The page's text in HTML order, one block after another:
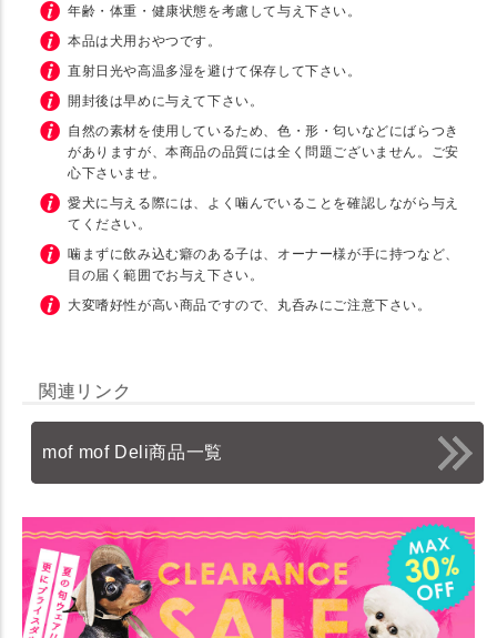
年齢・体重・健康状態を考慮して与え下さい。
本品は犬用おやつです。
直射日光や高温多湿を避けて保存して下さい。
開封後は早めに与えて下さい。
自然の素材を使用しているため、色・形・匂いなどにばらつき
がありますが、本商品の品質には全く問題ございません。ご安
心下さいませ。
愛犬に与える際には、よく噛んでいることを確認しながら与え
てください。
噛まずに飲み込む癖のある子は、オーナー様が手に持つなど、
目の届く範囲でお与え下さい。
大変嗜好性が高い商品ですので、丸呑みにご注意下さい。
関連リンク
mof mof Deli商品一覧